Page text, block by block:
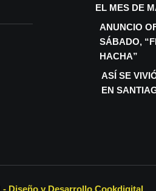
EL MES DE
ANUNCIO
SÁBADO,
HACHA”
ASÍ SE
EN
- Diseño y Desarrollo Cookdigital